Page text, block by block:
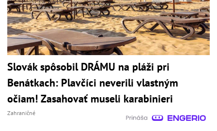
Slovák spôsobil DRÁMU na pláži pri
Benátkach: Plavčíci neverili vlastným
očiam! Zasahovať museli karabinieri
Zahraničné